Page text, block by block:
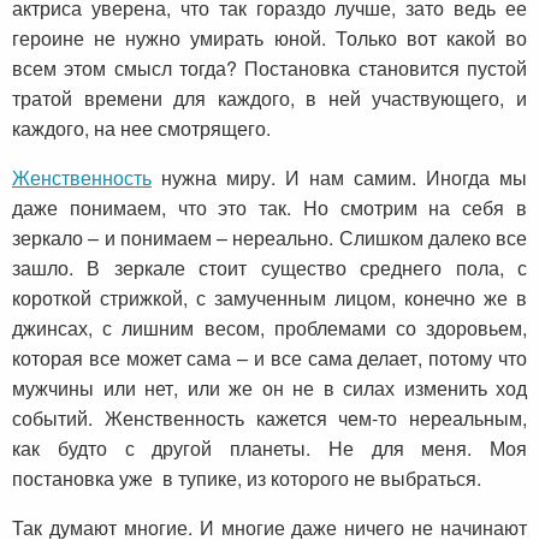
актриса уверена, что так гораздо лучше, зато ведь ее
героине не нужно умирать юной. Только вот какой во
всем этом смысл тогда? Постановка становится пустой
тратой времени для каждого, в ней участвующего, и
каждого, на нее смотрящего.
Женственность нужна миру. И нам самим. Иногда мы
даже понимаем, что это так. Но смотрим на себя в
зеркало – и понимаем – нереально. Слишком далеко все
зашло. В зеркале стоит существо среднего пола, с
короткой стрижкой, с замученным лицом, конечно же в
джинсах, с лишним весом, проблемами со здоровьем,
которая все может сама – и все сама делает, потому что
мужчины или нет, или же он не в силах изменить ход
событий. Женственность кажется чем-то нереальным,
как будто с другой планеты. Не для меня. Моя
постановка уже в тупике, из которого не выбраться.
Так думают многие. И многие даже ничего не начинают